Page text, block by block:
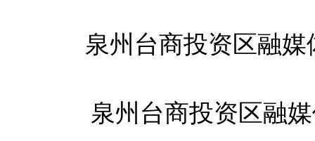
泉州台商投资区融
泉州台商投资区融